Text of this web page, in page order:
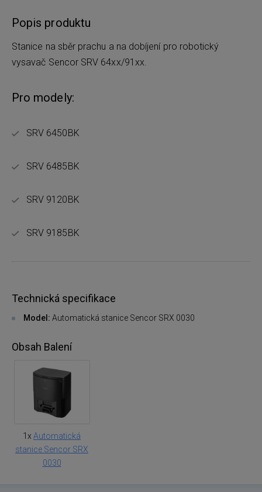
Popis produktu
Stanice na sběr prachu a na dobíjení pro robotický
vysavač Sencor SRV 64xx/91xx.
Pro modely:
SRV 6450BK
SRV 6485BK
SRV 9120BK
SRV 9185BK
Technická specifikace
Model: Automatická stanice Sencor SRX 0030
Obsah Balení
1x Automatická
stanice Sencor SRX
0030